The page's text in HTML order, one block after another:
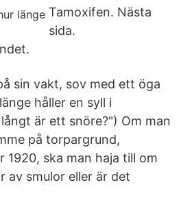
Tamoxifen. Nästa
sida.
sin vakt, sov med ett öga
håller en syll i
är ett snöre?") Om man
på torpargrund,
1920, ska man haja till om
av smulor eller är det